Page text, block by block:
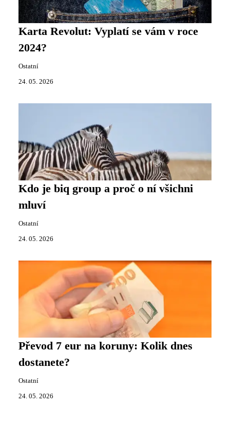
Karta Revolut: Vyplatí se vám v roce
2024?
Ostatní
24. 05. 2026
Kdo je biq group a proč o ní všichni
mluví
Ostatní
24. 05. 2026
Převod 7 eur na koruny: Kolik dnes
dostanete?
Ostatní
24. 05. 2026